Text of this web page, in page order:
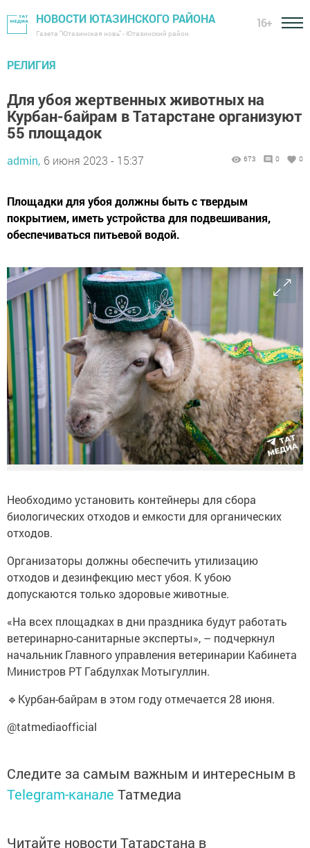
НОВОСТИ ЮТАЗИНСКОГО РАЙОНА
Газета "Ютазинская новь" - Ютазинский район
16+
РЕЛИГИЯ
Для убоя жертвенных животных на
Курбан-байрам в Татарстане организуют
55 площадок
admin, 6 июня 2023 - 15:37 673 0 0
Площадки для убоя должны быть с твердым
покрытием, иметь устройства для подвешивания,
обеспечиваться питьевой водой.
Необходимо установить контейнеры для сбора
биологических отходов и емкости для органических
отходов.
Организаторы должны обеспечить утилизацию
отходов и дезинфекцию мест убоя. К убою
допускаются только здоровые животные.
«На всех площадках в дни праздника будут работать
ветеринарно-санитарные эксперты», – подчеркнул
начальник Главного управления ветеринарии Кабинета
Министров РТ Габдулхак Мотыгуллин.
🔹Курбан-байрам в этом году отмечается 28 июня.
@tatmediaofficial
Следите за самым важным и интересным в
Telegram-канале Татмедиа
Читайте новости Татарстана в